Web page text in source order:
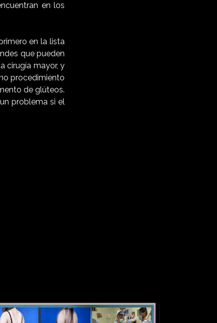
en los
en la lista
que pueden
cirugía mayor, y
procedimiento
de glúteos.
problema si el